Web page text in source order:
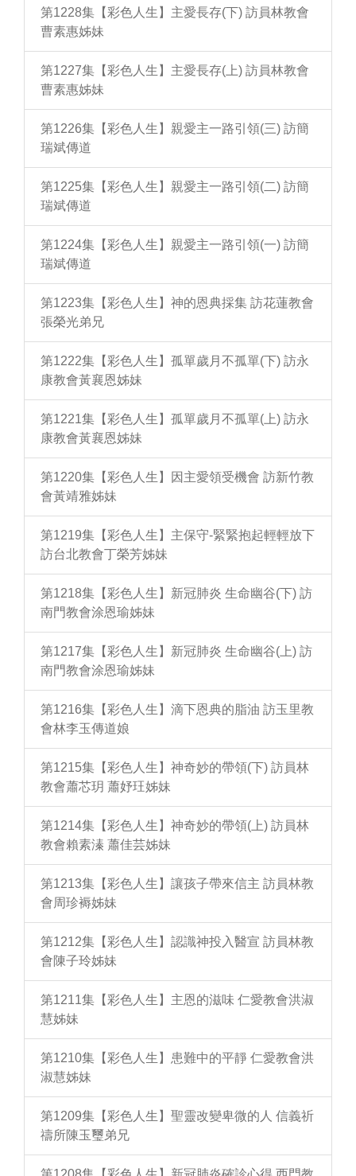
第1228集【彩色人生】主愛長存(下) 訪員林教會
曹素惠姊妹
第1227集【彩色人生】主愛長存(上) 訪員林教會
曹素惠姊妹
第1226集【彩色人生】親愛主一路引領(三) 訪簡
瑞斌傳道
第1225集【彩色人生】親愛主一路引領(二) 訪簡
瑞斌傳道
第1224集【彩色人生】親愛主一路引領(一) 訪簡
瑞斌傳道
第1223集【彩色人生】神的恩典採集 訪花蓮教會
張榮光弟兄
第1222集【彩色人生】孤單歲月不孤單(下) 訪永
康教會黃襄恩姊妹
第1221集【彩色人生】孤單歲月不孤單(上) 訪永
康教會黃襄恩姊妹
第1220集【彩色人生】因主愛領受機會 訪新竹教
會黃靖雅姊妹
第1219集【彩色人生】主保守-緊緊抱起輕輕放下
訪台北教會丁榮芳姊妹
第1218集【彩色人生】新冠肺炎 生命幽谷(下) 訪
南門教會涂恩瑜姊妹
第1217集【彩色人生】新冠肺炎 生命幽谷(上) 訪
南門教會涂恩瑜姊妹
第1216集【彩色人生】滴下恩典的脂油 訪玉里教
會林李玉傳道娘
第1215集【彩色人生】神奇妙的帶領(下) 訪員林
教會蕭芯玥 蕭妤玨姊妹
第1214集【彩色人生】神奇妙的帶領(上) 訪員林
教會賴素溱 蕭佳芸姊妹
第1213集【彩色人生】讓孩子帶來信主 訪員林教
會周珍褥姊妹
第1212集【彩色人生】認識神投入醫宣 訪員林教
會陳子玲姊妹
第1211集【彩色人生】主恩的滋味 仁愛教會洪淑
慧姊妹
第1210集【彩色人生】患難中的平靜 仁愛教會洪
淑慧姊妹
第1209集【彩色人生】聖靈改變卑微的人 信義祈
禱所陳玉璽弟兄